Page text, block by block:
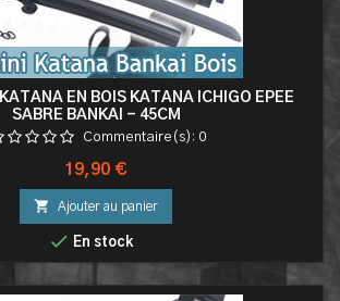
EN BOIS KATANA ICHIGO EPEE
SABRE BANKAI - 45CM
Commentaire(s): 0
Prix
19,90 €
 Ajouter au panier
 En stock